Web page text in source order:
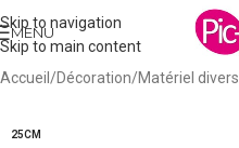
Skip to navigation
Skip to main content
MENU
Accueil /Décoration/Matériel divers
25CM